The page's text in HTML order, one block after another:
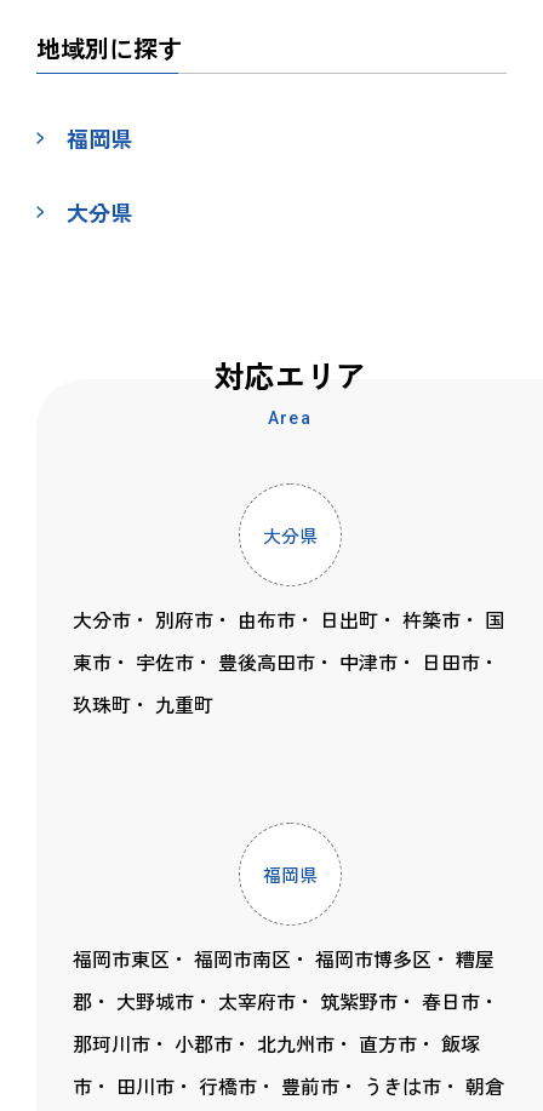
地域別に探す
福岡県
大分県
対応エリア
Area
大分県
大分市 別府市 由布市 日出町 杵築市
国
東市
宇佐市 豊後高田市 中津市
日田市
玖珠町
九重町
福岡県
福岡市東区 福岡市南区 福岡市博多区
糟屋
郡
大野城市 太宰府市 筑紫野市
春日市
那珂川市
小郡市 北九州市 直方市
飯塚
市
田川市 行橋市 豊前市 うきは市 朝倉